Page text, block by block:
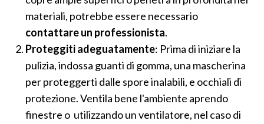
materiali, potrebbe essere necessario
contattare un professionista.
Proteggiti adeguatamente: Prima di iniziare la
pulizia, indossa guanti di gomma, una mascherina
per proteggerti dalle spore inalabili, e occhiali di
protezione. Ventila bene l'ambiente aprendo
finestre o utilizzando un ventilatore, nel caso di